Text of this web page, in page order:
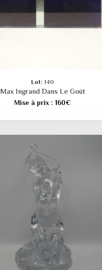
Lot: 140
Max Ingrand Dans Le Goût
Mise à prix : 160€